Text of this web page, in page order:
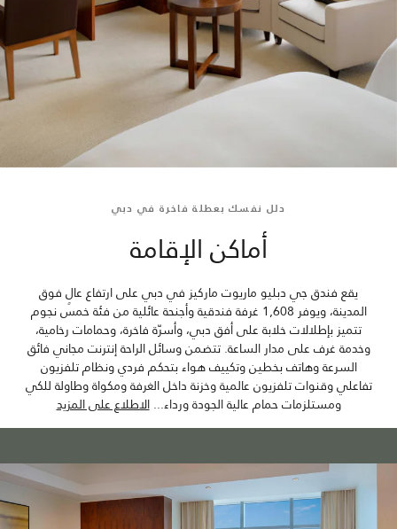
دلل نفسك بعطلة فاخرة في دبي
أماكن الإقامة
يقع فندق جي دبليو ماريوت ماركيز في دبي على ارتفاع عالٍ فوق
المدينة، ويوفر 1,608 غرفة فندقية وأجنحة عائلية من فئة خمس نجوم
تتميز بإطلالات خلابة على أفق دبي، وأسرّة فاخرة، وحمامات رخامية،
وخدمة غرف على مدار الساعة. تتضمن وسائل الراحة إنترنت مجاني فائق
السرعة وهاتف بخطين وتكييف هواء بتحكم فردي ونظام تلفزيون
تفاعلي وقنوات تلفزيون عالمية وخزنة داخل الغرفة ومكواة وطاولة للكي
ومستلزمات حمام عالية الجودة ورداء... الاطلاع على المزيد